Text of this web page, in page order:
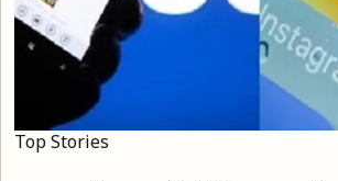
Top Stories